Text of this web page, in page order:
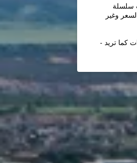
سلسلة
وغير
كما تريد -